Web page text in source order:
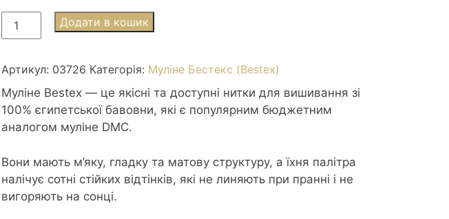
Муліне
Bestex
Antigue
Mauve
dk
-
Античний
ліловий
темний
кількість
Додати в кошик
Артикул: 03726 Категорія: Муліне Бестекс (Bestex)
Муліне Bestex — це якісні та доступні нитки для вишивання зі
100% єгипетської бавовни, які є популярним бюджетним
аналогом муліне DMC.
Вони мають м’яку, гладку та матову структуру, а їхня палітра
налічує сотні стійких відтінків, які не линяють при пранні і не
вигоряють на сонці.